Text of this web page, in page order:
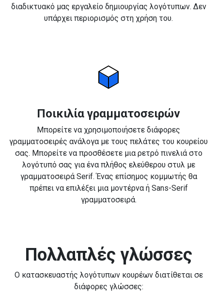
διαδικτυακό μας εργαλείο δημιουργίας λογότυπων. Δεν
υπάρχει περιορισμός στη χρήση του.
Ποικιλία γραμματοσειρών
Μπορείτε να χρησιμοποιήσετε διάφορες
γραμματοσειρές ανάλογα με τους πελάτες του κουρείου
σας. Μπορείτε να προσθέσετε μια ρετρό πινελιά στο
λογότυπό σας για ένα πλήθος ελεύθερου στυλ με
γραμματοσειρά Serif. Ένας επίσημος κομμωτής θα
πρέπει να επιλέξει μια μοντέρνα ή Sans-Serif
γραμματοσειρά.
Πολλαπλές γλώσσες
Ο κατασκευαστής λογότυπων κουρέων διατίθεται σε
διάφορες γλώσσες: